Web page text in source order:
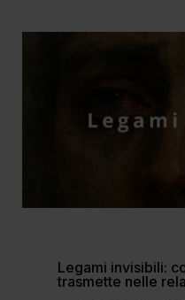
Legami invisibili:
trasmette nelle